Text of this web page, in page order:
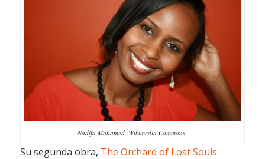
Nadifa Mohamed. Wikimedia Commons.
Su segunda obra, The Orchard of Lost Souls